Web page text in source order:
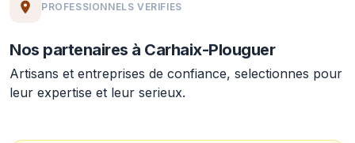
PROFESSIONNELS VERIFIES
Nos partenaires à Carhaix-Plouguer
Artisans et entreprises de confiance, selectionnes pour
leur expertise et leur serieux.